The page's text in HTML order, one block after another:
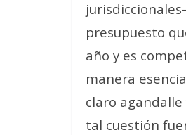
presupuesto
año y es
manera
claro
tal cuestión